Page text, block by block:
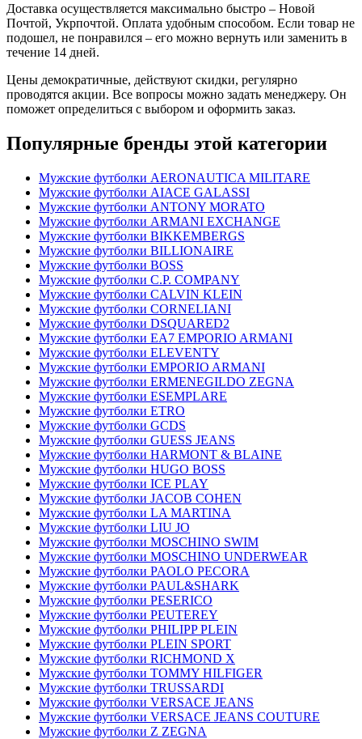
Доставка осуществляется максимально быстро – Новой
Почтой, Укрпочтой. Оплата удобным способом. Если товар не
подошел, не понравился – его можно вернуть или заменить в
течение 14 дней.
Цены демократичные, действуют скидки, регулярно
проводятся акции. Все вопросы можно задать менеджеру. Он
поможет определиться с выбором и оформить заказ.
Популярные бренды этой категории
Мужские футболки AERONAUTICA MILITARE
Мужские футболки AIACE GALASSI
Мужские футболки ANTONY MORATO
Мужские футболки ARMANI EXCHANGE
Мужские футболки BIKKEMBERGS
Мужские футболки BILLIONAIRE
Мужские футболки BOSS
Мужские футболки C.P. COMPANY
Мужские футболки CALVIN KLEIN
Мужские футболки CORNELIANI
Мужские футболки DSQUARED2
Мужские футболки EA7 EMPORIO ARMANI
Мужские футболки ELEVENTY
Мужские футболки EMPORIO ARMANI
Мужские футболки ERMENEGILDO ZEGNA
Мужские футболки ESEMPLARE
Мужские футболки ETRO
Мужские футболки GCDS
Мужские футболки GUESS JEANS
Мужские футболки HARMONT & BLAINE
Мужские футболки HUGO BOSS
Мужские футболки ICE PLAY
Мужские футболки JACOB COHEN
Мужские футболки LA MARTINA
Мужские футболки LIU JO
Мужские футболки MOSCHINO SWIM
Мужские футболки MOSCHINO UNDERWEAR
Мужские футболки PAOLO PECORA
Мужские футболки PAUL&SHARK
Мужские футболки PESERICO
Мужские футболки PEUTEREY
Мужские футболки PHILIPP PLEIN
Мужские футболки PLEIN SPORT
Мужские футболки RICHMOND X
Мужские футболки TOMMY HILFIGER
Мужские футболки TRUSSARDI
Мужские футболки VERSACE JEANS
Мужские футболки VERSACE JEANS COUTURE
Мужские футболки Z ZEGNA